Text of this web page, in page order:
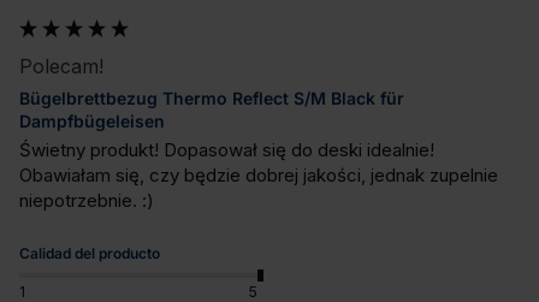
Polecam!
Bügelbrettbezug Thermo Reflect S/M Black für
Dampfbügeleisen
Świetny produkt! Dopasował się do deski idealnie!
Obawiałam się, czy będzie dobrej jakości, jednak zupelnie
niepotrzebnie. :)
Calidad del producto
1 5